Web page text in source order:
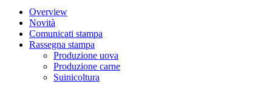
Overview
Novità
Comunicati stampa
Rassegna stampa
Produzione uova
Produzione carne
Suinicoltura